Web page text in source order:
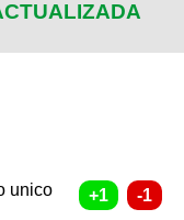
unico